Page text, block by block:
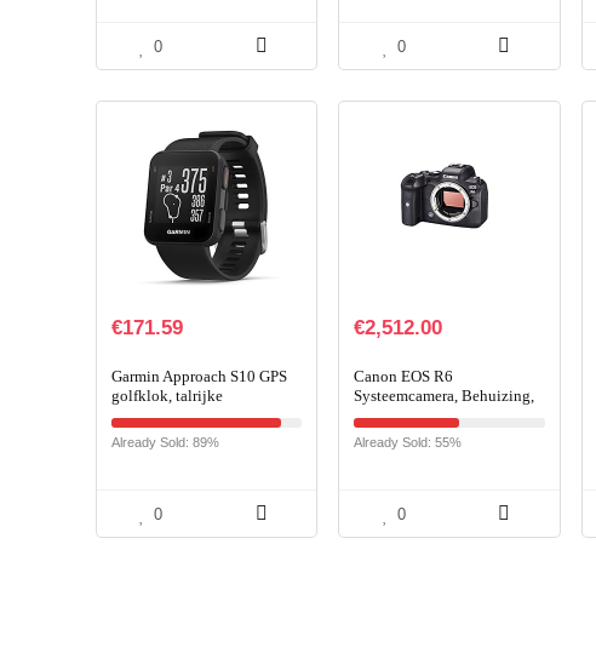
0 0
€171.59
Garmin Approach S10 GPS
golfklok, talrijke
golffuncties, vooraf
geïnstalleerde
golfplaatkaarten,
Already Sold: 89%
0
€2,512.00
Canon EOS R6
Systeemcamera, Behuizing,
Zonder Lens, 20,1 MP,
DIGIC X, 4K UHD, 5-Assige
Beeldstabilisator, Vari-Angle
Already Sold: 55%
0